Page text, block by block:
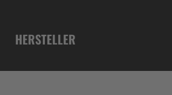
HERSTELLER